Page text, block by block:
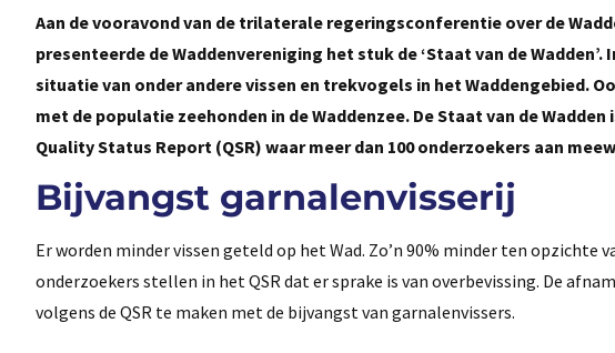
Aan de vooravond van de trilaterale regeringsconferentie over de
presenteerde de Waddenvereniging het stuk de ‘Staat van de
situatie van onder andere vissen en trekvogels in het Waddengebied.
met de populatie zeehonden in de Waddenzee. De Staat van de
Quality Status Report (QSR) waar meer dan 100 onderzoekers aan
Bijvangst garnalenvisserij
Er worden minder vissen geteld op het Wad. Zo’n 90% minder ten opzichte
onderzoekers stellen in het QSR dat er sprake is van overbevissing. De
volgens de QSR te maken met de bijvangst van garnalenvissers.